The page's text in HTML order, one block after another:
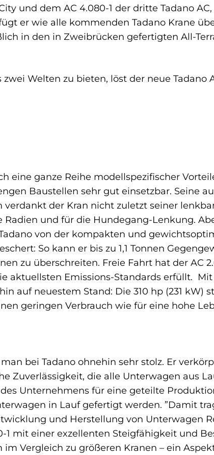
und dem AC 4.080-1 der dritte Tadano
er wie alle kommenden Tadano Krane
in den in Zweibrücken gefertigten All-
Welten zu bieten, löst der neue Tadano
eine ganze Reihe modellspezifischer
Baustellen sehr gut einsetzbar. Seine
der Kran nicht zuletzt seiner
und für die Hundegang-Lenkung.
von der kompakten und
So kann er bis zu 1,1 Tonnen
zu überschreiten. Freie Fahrt hat der AC
aktuellsten Emissions-Standards erfüllt.
auf neuestem Stand: Die 310 hp (231 kW)
geringen Verbrauch wie für eine hohe
bei Tadano ohnehin sehr stolz. Er
Zuverlässigkeit, die alle Unterwagen aus
Unternehmens für eine geteilte
in Lauf gefertigt werden. ”Damit
und Herstellung von Unterwagen
1 mit einer exzellenten Steigfähigkeit und
Vergleich zu größeren Kranen – ein